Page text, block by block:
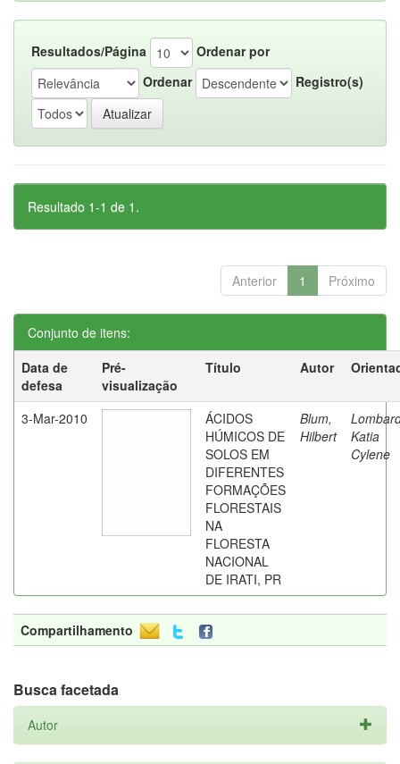
Resultados/Página
Ordenar por
Ordenar
Registro(s)
Resultado 1-1 de 1.
Anterior 1 Próximo
Conjunto de itens:
Data de
defesa
Pré-
visualização
Título Autor
3-Mar-2010
ÁCIDOS
HÚMICOS DE
SOLOS EM
DIFERENTES
FORMAÇÕES
FLORESTAIS
NA
FLORESTA
NACIONAL
DE IRATI, PR
Blum,
Hilbert
Katia
Cylene
Compartilhamento
Busca facetada
Autor